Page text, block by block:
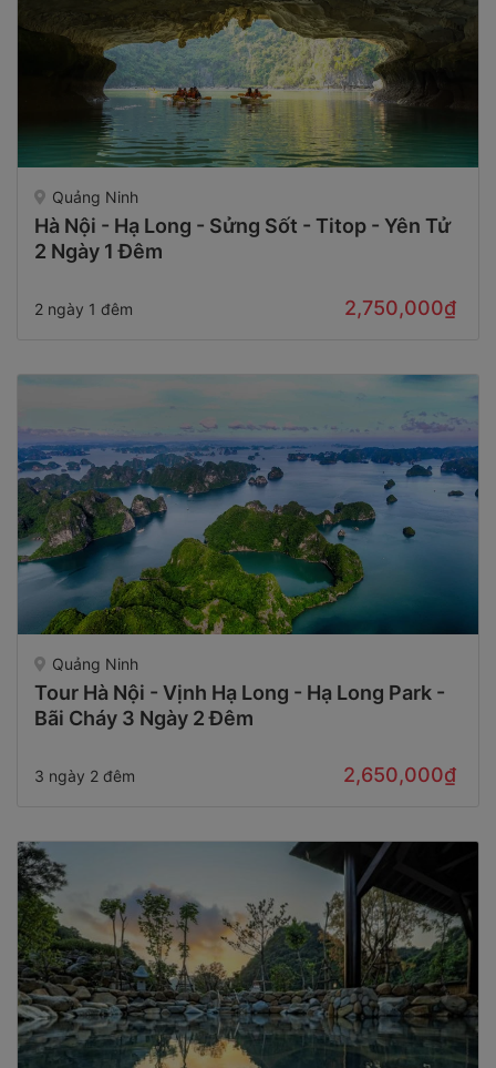
Quảng Ninh
Hà Nội - Hạ Long - Sửng Sốt - Titop - Yên Tử
2 Ngày 1 Đêm
2 ngày 1 đêm 2,750,000₫
Quảng Ninh
Tour Hà Nội - Vịnh Hạ Long - Hạ Long Park -
Bãi Cháy 3 Ngày 2 Đêm
3 ngày 2 đêm 2,650,000₫